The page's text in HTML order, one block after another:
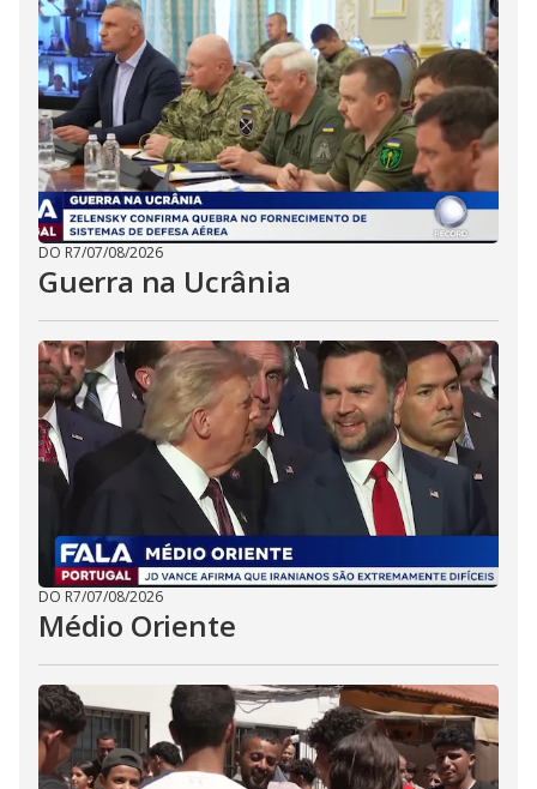
DO R7/07/08/2026
Guerra na Ucrânia
DO R7/07/08/2026
Médio Oriente